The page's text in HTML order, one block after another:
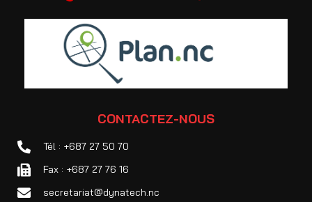
CONTACTEZ-NOUS
Tél : +687 27 50 70
Fax : +687 27 76 16
secretariat@dynatech.nc